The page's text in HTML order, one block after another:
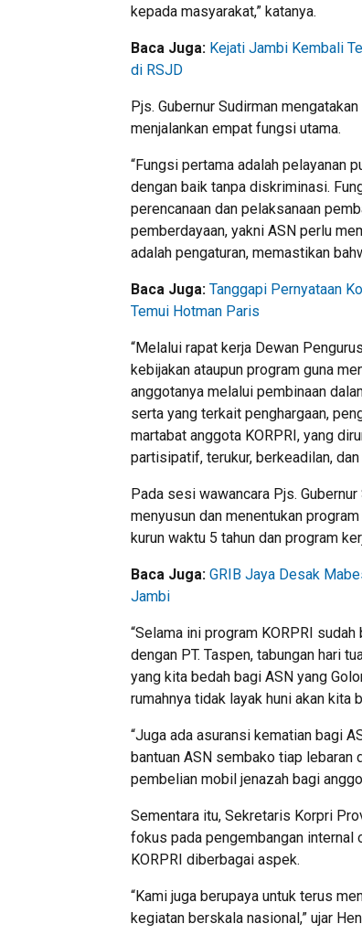
kepada masyarakat,” katanya.
Baca Juga: Kejati Jambi Kembali
di RSJD
Pjs. Gubernur Sudirman
menjalankan empat fungsi utama.
“Fungsi pertama adalah pelayanan
dengan baik tanpa diskriminasi.
perencanaan dan pelaksanaan
pemberdayaan, yakni ASN perlu
adalah pengaturan, memastikan
Baca Juga: Tanggapi Pernyataan
Temui Hotman Paris
“Melalui rapat kerja Dewan
kebijakan ataupun program guna
anggotanya melalui pembinaan
serta yang terkait penghargaan,
martabat anggota KORPRI, yang
partisipatif, terukur, berkeadilan,
Pada sesi wawancara Pjs.
menyusun dan menentukan
kurun waktu 5 tahun dan program
Baca Juga: GRIB Jaya Desak
Jambi
“Selama ini program KORPRI
dengan PT. Taspen, tabungan hari
yang kita bedah bagi ASN yang
rumahnya tidak layak huni akan kita
“Juga ada asuransi kematian bagi
bantuan ASN sembako tiap
pembelian mobil jenazah bagi
Sementara itu, Sekretaris Korpri
fokus pada pengembangan internal
KORPRI diberbagai aspek.
“Kami juga berupaya untuk terus
kegiatan berskala nasional,” ujar